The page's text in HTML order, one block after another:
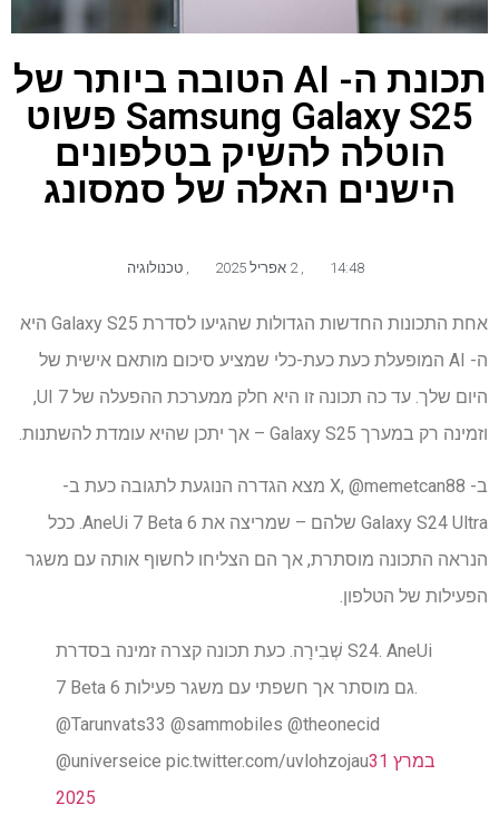
תכונת ה- AI הטובה ביותר של
Samsung Galaxy S25 פשוט
הוטלה להשיק בטלפונים
הישנים האלה של סמסונג
14:48 2 אפריל 2025 טכנולוגיה
אחת התכונות החדשות הגדולות שהגיעו לסדרת Galaxy S25 היא
ה- AI המופעלת כעת כעת-כלי שמציע סיכום מותאם אישית של
היום שלך. עד כה תכונה זו היא חלק ממערכת ההפעלה של UI 7,
וזמינה רק במערך Galaxy S25 – אך יתכן שהיא עומדת להשתנות.
ב- X, @memetcan88 מצא הגדרה הנוגעת לתגובה כעת ב-
Galaxy S24 Ultra שלהם – שמריצה את AneUi 7 Beta 6. ככל
הנראה התכונה מוסתרת, אך הם הצליחו לחשוף אותה עם משגר
הפעילות של הטלפון.
שְׁבִירָה. כעת תכונה קצרה זמינה בסדרת S24. AneUi
7 Beta 6 גם מוסתר אך חשפתי עם משגר פעילות.
@Tarunvats33 @sammobiles @theonecid
@universeice pic.twitter.com/uvlohzojau31 במרץ
2025